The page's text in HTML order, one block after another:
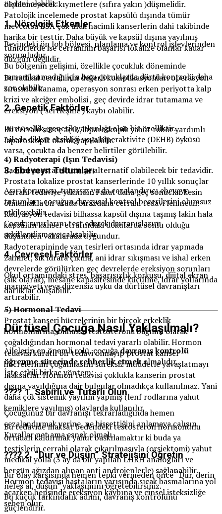
ölçülemeyecek kıymetlere (sıfıra yakın )düşmelidir.
Patolojik incelemede prostat kapsülü dışında tümür
mevcutsa PSA çok ufak hacimli kanserlerin dahi takibinde
harika bir testtir. Daha büyük ve kapsül dışına yayılmış
tümörlerde ise cerrahinin başarısı lokalize olanlar kadar
düzgün değildir.
Bu radikal cerrahinin değerli komplikasyonları operasyon
sırasında kanama, operasyon sonrası erken periyotta kalp
krizi ve akciğer embolisi , geç devirde idrar tutamama ve
ereksiyon ( sertleşme ) kaybı olabilir.
Bu cerrahi süreç açık ,laparoskopik yahut robot yardımlı
laparoskopik olarak yapılabilir.
4) Radyoterapi (Işın Tedavisi)
Radikal prostatektomiye alternatif olabilecek bir tedavidir.
Prostata lokalize prostat kanserlerinde 10 yıllık sonuçlar
cerrahi tedaviye yakındır. Fakat daha geç sonuclar kesin
olmamakla bir arada birazdaha cerrahi tedavi lehinedir.
Radyasyon tedavisi bilhassa kapsül dışına taşmış lakin hala
kapsülün kanser etrafındaki dokularda sonlu olduğu
düşünülen vakalarada uygundur.
Radyoterapininde yan tesirleri ortasında idrar yapmada
zahmet, sık idrara çıkma, ani idrar sıkışması ve ishal erken
devrelerde görülürken geç devrelerde ereksiyon sorunları
(sık olarak), mesane kapasitesinde küçülme, idrar yollarında
darlıklar oluşabilir.
5) Hormonal Tedavi
Prostat kanseri hücrelerinin bir birçok erkeklik
hormonlarına, bilhassa testosterona bağımlı olarak
çoğaldığından hormonal tedavi yararlı olabilir. Hormon
tedavisi küratif bir tedavi olmayıp prostat kanser
hücrelerinin çoğalmasını süreksiz müddetle yavaşlatmayı
maksatlar. Hormon tedavisi çoklukla kanserin prostat
dışına yayıldığına dair bulgular olmadıkça kullanılmaz. Yani
daha çok sistemik yayılım yapmış (lenf rodlarına yahut
kemiklere yayılmış) olaylarda kullanılır.
Bu tedavide maksat bedendeki testosteron hormonunu
ortadan kaldırmak yahut baskılamaktır ki buda ya
testislerin cerrahi olarak çıkarılmasıyla (orşiektomi) yahut
medikal yolla (3 ay da bir yapılan LHRH analogları ve
hergün ağızdan alınan anti androjenlerle) sağlanabilir.
Hormon tedavisi hastaların yarısında sıcak basmalarına yol
açarken hepsinde ereksiyon kaybına ve cinsel isteksizliğe
sebep olur.
nedeni olabilir:
1.Nörolojik Etkenler
Beyindeki ön lob bölgesi, planlama ve kontrol işlevlerinden
sorumludur.
Bu bölgenin gelişimi, özellikle çocukluk döneminde
tamamlanmadığı için bazı çocuklarda dürtü kontrolü daha
zor olabilir.
2.Genetik Faktörler
Dürtüsellik, genetik yatkınlığı olan bir özelliktir.
Ailede dikkat eksikliği veya hiperaktivite (DEHB) öyküsü
varsa, çocukta da benzer belirtiler görülebilir.
3.Ebeveyn Tutumları
Aşırı koruyucu, tutarsız ya da cezalandırıcı ebeveyn
tutumları; çocuğun duygusal kontrol becerilerini olumsuz
etkileyebilir.
Çocuk, sınırlarını test ederek davranışlarını
şekillendirmeye çalışabilir.
4.Çevresel Faktörler
Okul ortamındaki stres, başarısızlık korkusu, dijital ekran
maruziyeti veya düzensiz uyku da dürtüsel davranışları
artırabilir.
Dürtüsel Çocuğa Nasıl Yaklaşılmalı?
Ailelerin en önemli rolü, çocuğadavranış kontrolü
öğrenme sürecinde rehberlik etmekolmalıdır.
İşte etkili birkaç yöntem:
???? 1.Sabırlı ve Tutarlı Olun
Çocuğunuz bir davranışı tekrarladığında hemen
cezalandırmak yerine, ne hissettiğini anlamaya çalışın.
Kurallar net ama esnek olmalı.
???? 2.“Dur ve Düşün” Stratejisini Öğretin
Bir olay karşısında hemen tepki vermeden önce “Dur, derin
nefes al, düşün” yaklaşımını öğretebilirsiniz.
Bu küçük farkındalık adımı, davranış kontrolünü
güçlendirir.